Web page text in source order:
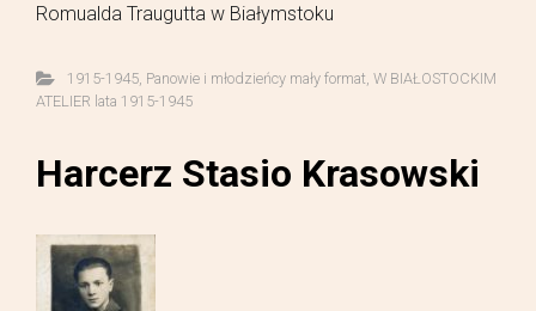
Romualda Traugutta w Białymstoku
1915-1945, Panowie i młodzieńcy mały format W BIAŁOSTOCKIM
ATELIER lata 1915-1945
Harcerz Stasio Krasowski